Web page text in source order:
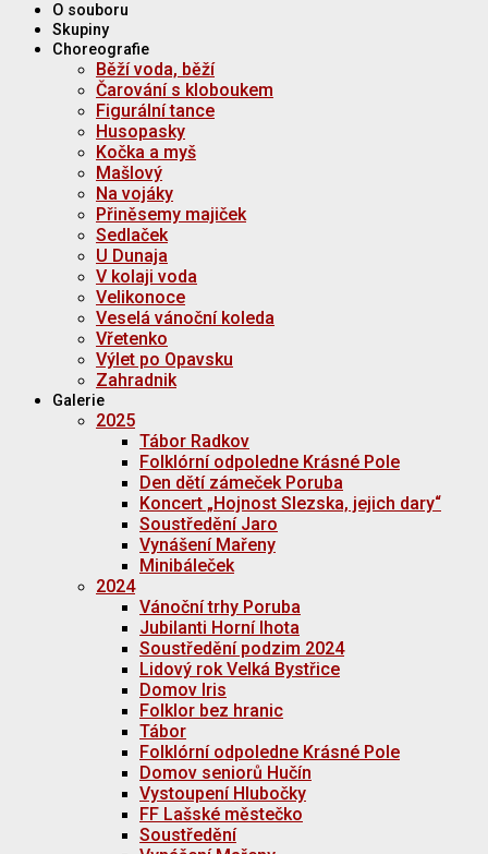
O souboru
Skupiny
Choreografie
Běží voda, běží
Čarování s kloboukem
Figurální tance
Husopasky
Kočka a myš
Mašlový
Na vojáky
Přiněsemy majiček
Sedlaček
U Dunaja
V kolaji voda
Velikonoce
Veselá vánoční koleda
Vřetenko
Výlet po Opavsku
Zahradnik
Galerie
2025
Tábor Radkov
Folklórní odpoledne Krásné Pole
Den dětí zámeček Poruba
Koncert „Hojnost Slezska, jejich dary“
Soustředění Jaro
Vynášení Mařeny
Minibáleček
2024
Vánoční trhy Poruba
Jubilanti Horní lhota
Soustředění podzim 2024
Lidový rok Velká Bystřice
Domov Iris
Folklor bez hranic
Tábor
Folklórní odpoledne Krásné Pole
Domov seniorů Hučín
Vystoupení Hlubočky
FF Lašské městečko
Soustředění